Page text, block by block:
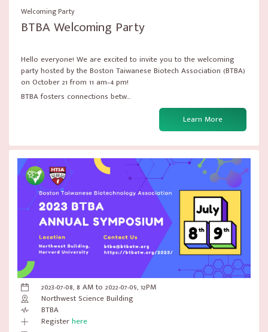
Welcoming Party
BTBA Welcoming Party
Hello everyone! We are excited to invite you to the welcoming
party hosted by the Boston Taiwanese Biotech Association (BTBA)
on October 21 from 11 am–4 pm!
BTBA fosters connections betw...
Learn More
2023-07-08, 8 AM to 2022-07-09, 12PM
Northwest Science Building
BTBA
Registerhere